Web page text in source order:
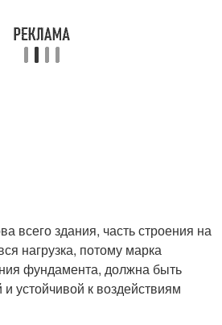
всего здания, часть строения на
нагрузка, потому марка
фундамента, должна быть
устойчивой к воздействиям